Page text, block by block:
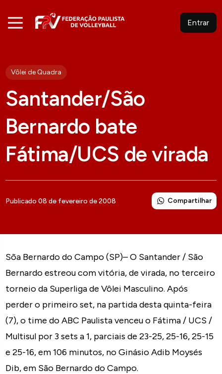
Entrar
Vôlei de Quadra
Santander/São
Bernardo bate
Fátima/UCS de virada
Publicado 08 de fevereiro de 2008 Compartilhar
Sõa Bernardo do Campo (SP)– O Santander / São
Bernardo estreou com vitória, de virada, no terceiro
torneio da Superliga de Vôlei Masculino. Após
perder o primeiro set, na partida desta quinta-feira
(7), o time do ABC Paulista venceu o Fátima / UCS /
Multisul por 3 sets a 1, parciais de 23-25, 25-16, 25-15
e 25-16, em 106 minutos, no Ginásio Adib Moysés
Dib, em São Bernardo do Campo.